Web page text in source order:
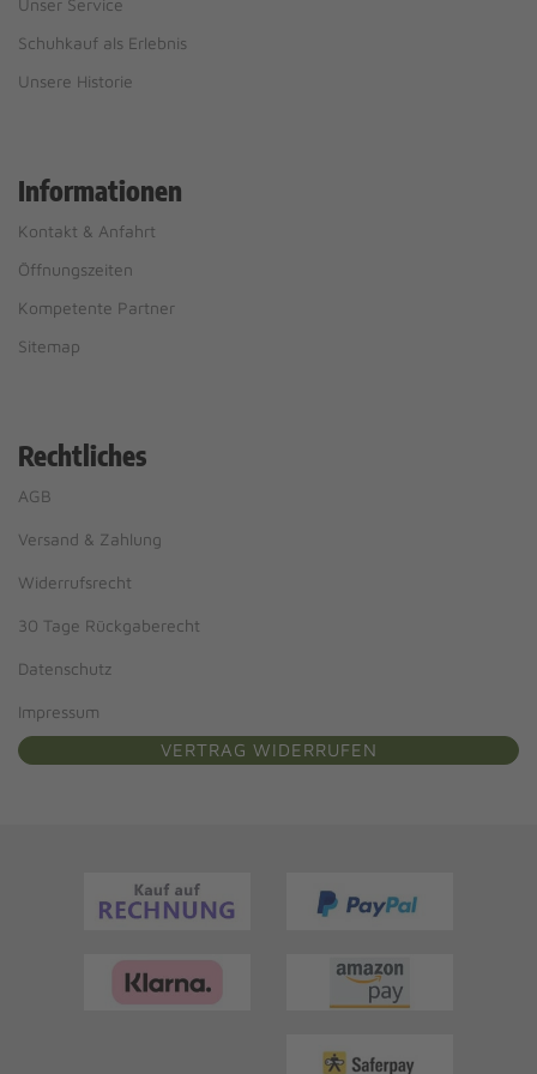
Unser Service
Schuhkauf als Erlebnis
Unsere Historie
Informationen
Kontakt & Anfahrt
Öffnungszeiten
Kompetente Partner
Sitemap
Rechtliches
AGB
Versand & Zahlung
Widerrufsrecht
30 Tage Rückgaberecht
Datenschutz
Impressum
VERTRAG WIDERRUFEN